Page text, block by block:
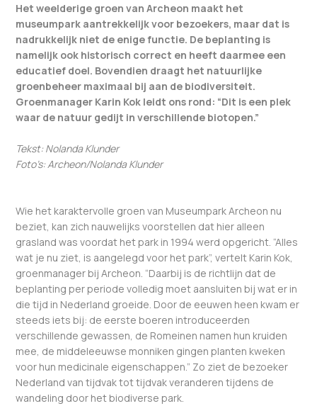
Het weelderige groen van Archeon maakt het
museumpark aantrekkelijk voor bezoekers, maar dat is
nadrukkelijk niet de enige functie. De beplanting is
namelijk ook historisch correct en heeft daarmee een
educatief doel. Bovendien draagt het natuurlijke
groenbeheer maximaal bij aan de biodiversiteit.
Groenmanager Karin Kok leidt ons rond: “Dit is een plek
waar de natuur gedijt in verschillende biotopen.”
Tekst: Nolanda Klunder
Foto’s: Archeon/Nolanda Klunder
Wie het karaktervolle groen van Museumpark Archeon nu
beziet, kan zich nauwelijks voorstellen dat hier alleen
grasland was voordat het park in 1994 werd opgericht. “Alles
wat je nu ziet, is aangelegd voor het park”, vertelt Karin Kok,
groenmanager bij Archeon. “Daarbij is de richtlijn dat de
beplanting per periode volledig moet aansluiten bij wat er in
die tijd in Nederland groeide. Door de eeuwen heen kwam er
steeds iets bij: de eerste boeren introduceerden
verschillende gewassen, de Romeinen namen hun kruiden
mee, de middeleeuwse monniken gingen planten kweken
voor hun medicinale eigenschappen.” Zo ziet de bezoeker
Nederland van tijdvak tot tijdvak veranderen tijdens de
wandeling door het biodiverse park.